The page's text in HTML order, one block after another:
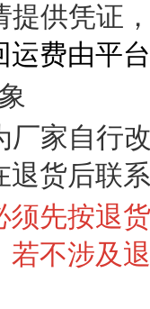
提供凭证
运费由平
厂家自行
退货后联
须先按退
若不涉及